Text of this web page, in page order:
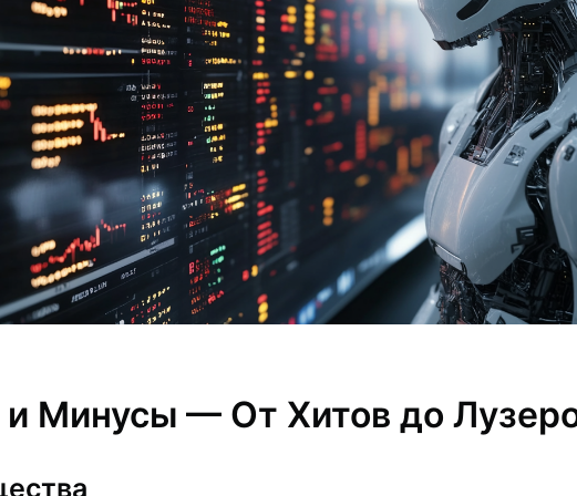
Минусы — От Хитов до